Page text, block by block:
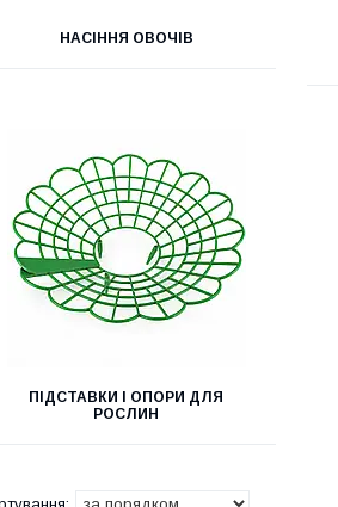
НАСІННЯ ОВОЧІВ
ПІДСТАВКИ І ОПОРИ ДЛЯ
РОСЛИН